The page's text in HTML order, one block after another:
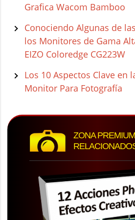
Grafica Wacom Bamboo
Conociendo Algunas de
los Monitores de Gama
EIZO Coloredge CG223W
Los 10 Aspectos Clave en
Monitor Para Fotografía
ZONA PREMIUM